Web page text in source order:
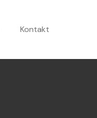
Kontakt